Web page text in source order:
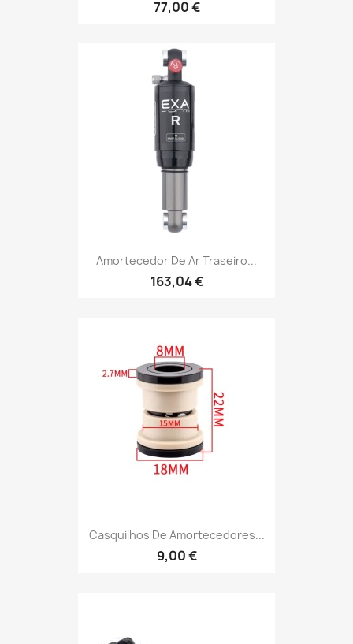
77,00 €
Amortecedor De Ar Traseiro...
163,04 €
Casquilhos De Amortecedores...
9,00 €